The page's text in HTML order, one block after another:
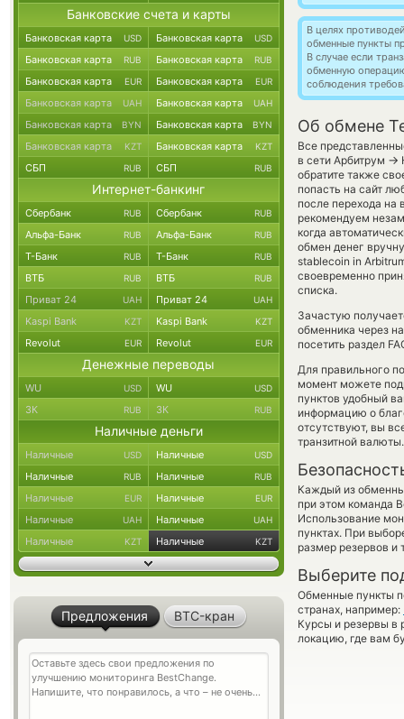
В целях
обменные пункты
В случае если
обменную
соблюдения
Об обмене
Все
в сети Арбитрум →
обратите также
попасть на сайт
после перехода на
рекомендуем
когда
обмен денег
stablecoin in
своевременно
списка.
Зачастую
обменника через
посетить раздел
Для правильного
момент можете
пунктов удобный
информацию о
отсутствуют, вы
транзитной валюты.
Каждый из
при этом команда
Использование
пунктах. При
размер резервов и
Выберите
Обменные пункты
странах, например:
Курсы и резервы в
локацию, где вам
Банковские счета и карты
Банковская карта USD Банковская карта USD
Банковская карта RUB Банковская карта RUB
Банковская карта EUR Банковская карта EUR
Банковская карта UAH Банковская карта UAH
Банковская карта BYN Банковская карта BYN
Банковская карта KZT Банковская карта KZT
СБП RUB СБП RUB
Интернет-банкинг
Сбербанк RUB Сбербанк RUB
Альфа-Банк RUB Альфа-Банк RUB
Т-Банк RUB Т-Банк RUB
ВТБ RUB ВТБ RUB
Приват 24 UAH Приват 24 UAH
Kaspi Bank KZT Kaspi Bank KZT
Revolut EUR Revolut EUR
Денежные переводы
WU USD WU USD
ЗК RUB ЗК RUB
Наличные деньги
Наличные USD Наличные USD
Наличные RUB Наличные RUB
Наличные EUR Наличные EUR
Наличные UAH Наличные UAH
Наличные KZT Наличные KZT
Предложения BTC-кран